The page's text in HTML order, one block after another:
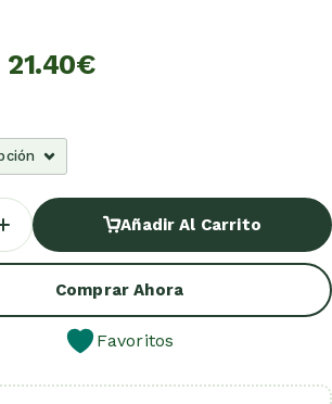
21.40€
Añadir Al Carrito
Comprar Ahora
Favoritos